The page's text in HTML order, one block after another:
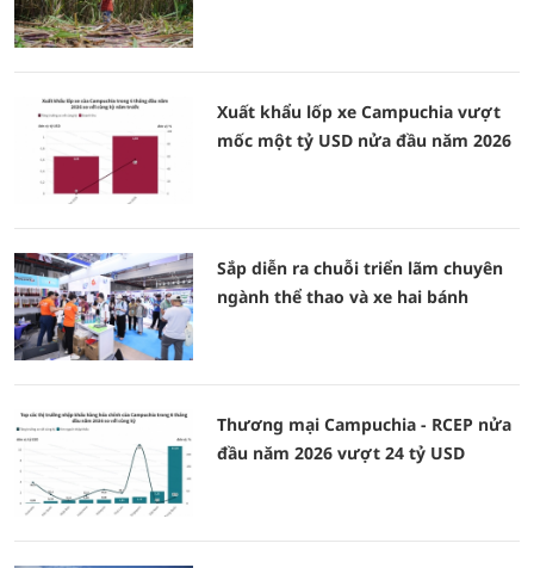
Xuất khẩu lốp xe Campuchia vượt
mốc một tỷ USD nửa đầu năm 2026
Sắp diễn ra chuỗi triển lãm chuyên
ngành thể thao và xe hai bánh
Thương mại Campuchia - RCEP nửa
đầu năm 2026 vượt 24 tỷ USD